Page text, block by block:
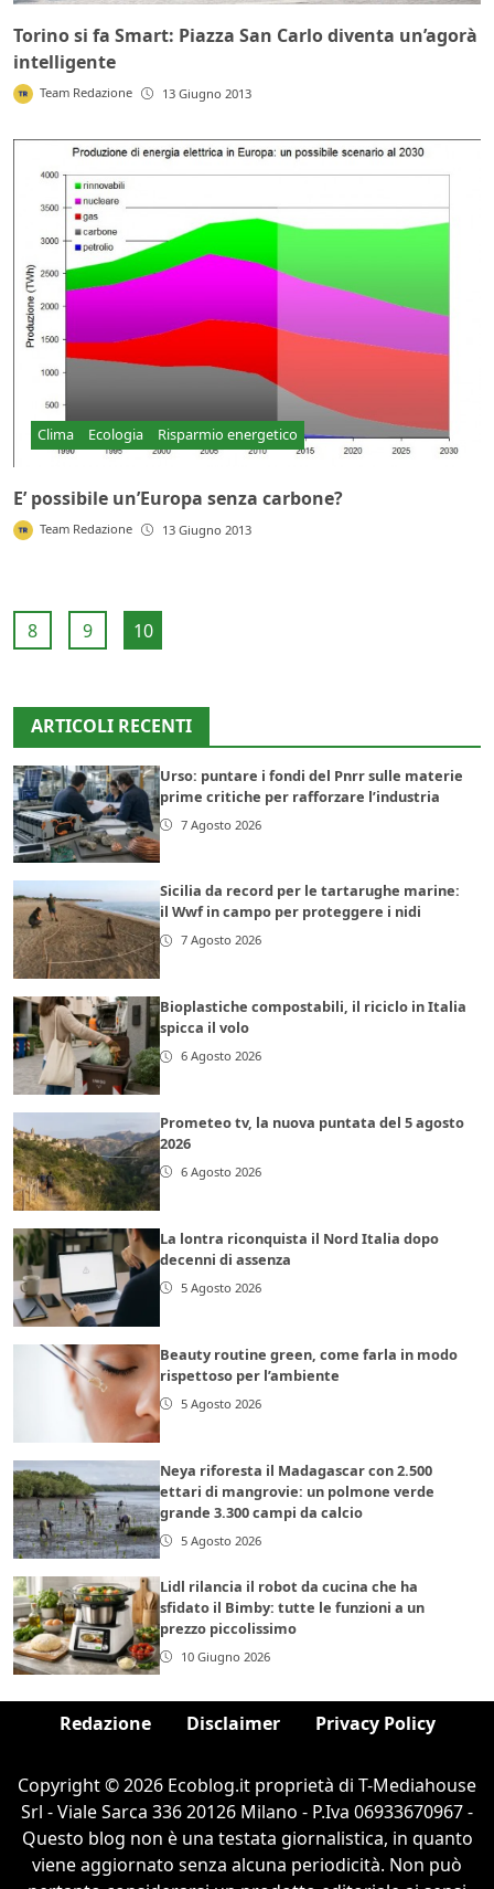
Torino si fa Smart: Piazza San Carlo diventa un’agorà
intelligente
Team Redazione 13 Giugno 2013
Clima Ecologia Risparmio energetico
E’ possibile un’Europa senza carbone?
Team Redazione 13 Giugno 2013
8 9 10
ARTICOLI RECENTI
Urso: puntare i fondi del Pnrr sulle materie
prime critiche per rafforzare l’industria
7 Agosto 2026
Sicilia da record per le tartarughe marine:
il Wwf in campo per proteggere i nidi
7 Agosto 2026
Bioplastiche compostabili, il riciclo in Italia
spicca il volo
6 Agosto 2026
Prometeo tv, la nuova puntata del 5 agosto
2026
6 Agosto 2026
La lontra riconquista il Nord Italia dopo
decenni di assenza
5 Agosto 2026
Beauty routine green, come farla in modo
rispettoso per l’ambiente
5 Agosto 2026
Neya riforesta il Madagascar con 2.500
ettari di mangrovie: un polmone verde
grande 3.300 campi da calcio
5 Agosto 2026
Lidl rilancia il robot da cucina che ha
sfidato il Bimby: tutte le funzioni a un
prezzo piccolissimo
10 Giugno 2026
Redazione Disclaimer Privacy Policy
Copyright © 2026 Ecoblog.it proprietà di T-Mediahouse
Srl - Viale Sarca 336 20126 Milano - P.Iva 06933670967 -
Questo blog non è una testata giornalistica, in quanto
viene aggiornato senza alcuna periodicità. Non può